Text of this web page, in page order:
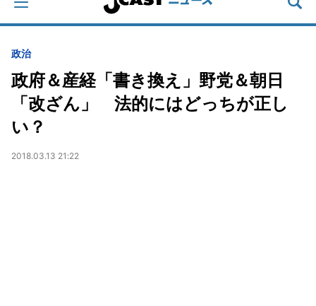
政治
政府＆産経「書き換え」野党＆朝日
「改ざん」 法的にはどっちが正し
い？
2018.03.13 21:22